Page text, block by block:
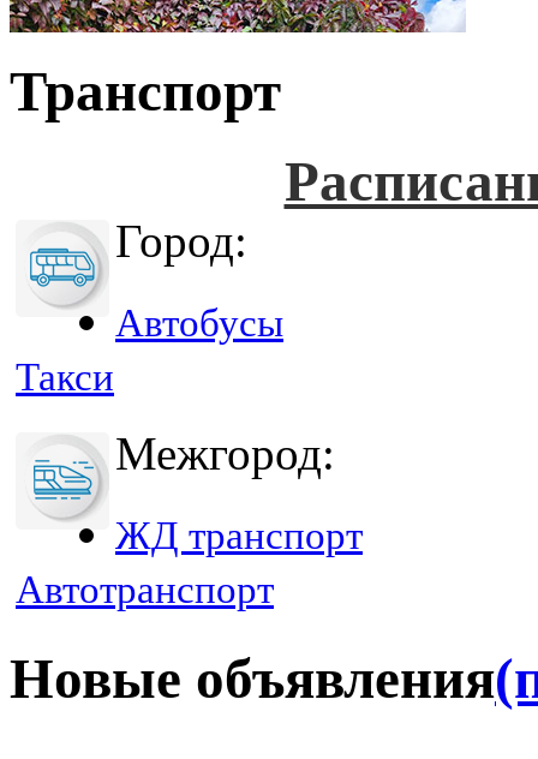
Транспорт
Город:
Автобусы
Такси
Межгород:
ЖД транспорт
Автотранспорт
Новые объявления